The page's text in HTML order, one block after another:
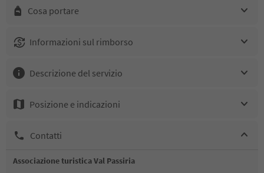
Cosa portare
Informazioni sul rimborso
Descrizione del servizio
Posizione e indicazioni
Contatti
Associazione turistica Val Passiria